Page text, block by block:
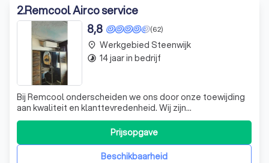
2.Remcool Airco service
(62)
8,8
Bij Remcool onderscheiden we ons door onze toewijding
aan kwaliteit en klanttevredenheid. Wij zijn
gespecialiseerd in het leveren van innovatieve
koeloplossingen die perfect aansluiten bij de behoeften
van onze klanten. Of het nu gaat om het koelen van
commerciële ruimtes of het bieden van technisch
Beschikbaarheid
Prijsopgave
place Werkgebied Steenwijk
timelapse 14 jaar in bedrijf